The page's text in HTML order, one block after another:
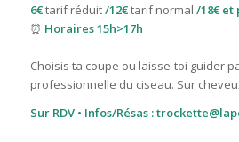
6€tarif réduit/12€tarif normal /18€ et
⏰ Horaires 15h>17h
Choisis ta coupe ou laisse-toi guider
professionnelle du ciseau. Sur
Sur RDV • Infos/Résas :